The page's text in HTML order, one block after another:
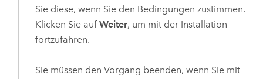
Sie diese, wenn Sie den Bedingungen zustimmen.
Klicken Sie auf Weiter, um mit der Installation
fortzufahren.
Sie müssen den Vorgang beenden, wenn Sie mit